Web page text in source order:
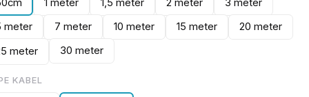
1 meter 1,5 meter 2 meter
3 meter
meter
7 meter 10 meter 15 meter
20 meter
meter
30 meter
KABEL